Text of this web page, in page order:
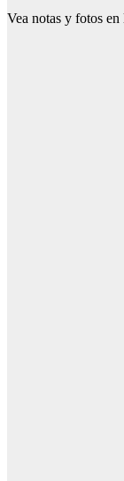
Vea notas y fotos en